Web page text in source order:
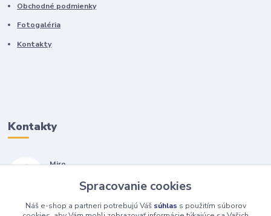
Obchodné podmienky
Fotogaléria
Kontakty
Kontakty
Miro
(Po-Pia, 7-17 hod.)
isopneumatiky@isopneumatiky.sk
Spracovanie cookies
Náš e-shop a partneri potrebujú Váš súhlas s použitím súborov